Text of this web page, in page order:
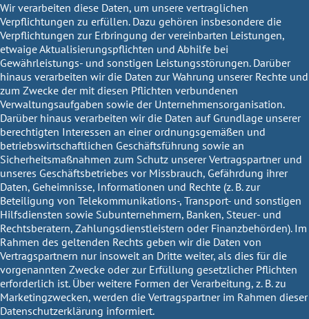
Wir verarbeiten diese Daten, um unsere vertraglichen
Verpflichtungen zu erfüllen. Dazu gehören insbesondere die
Verpflichtungen zur Erbringung der vereinbarten Leistungen,
etwaige Aktualisierungspflichten und Abhilfe bei
Gewährleistungs- und sonstigen Leistungsstörungen. Darüber
hinaus verarbeiten wir die Daten zur Wahrung unserer Rechte und
zum Zwecke der mit diesen Pflichten verbundenen
Verwaltungsaufgaben sowie der Unternehmensorganisation.
Darüber hinaus verarbeiten wir die Daten auf Grundlage unserer
berechtigten Interessen an einer ordnungsgemäßen und
betriebswirtschaftlichen Geschäftsführung sowie an
Sicherheitsmaßnahmen zum Schutz unserer Vertragspartner und
unseres Geschäftsbetriebes vor Missbrauch, Gefährdung ihrer
Daten, Geheimnisse, Informationen und Rechte (z. B. zur
Beteiligung von Telekommunikations-, Transport- und sonstigen
Hilfsdiensten sowie Subunternehmern, Banken, Steuer- und
Rechtsberatern, Zahlungsdienstleistern oder Finanzbehörden). Im
Rahmen des geltenden Rechts geben wir die Daten von
Vertragspartnern nur insoweit an Dritte weiter, als dies für die
vorgenannten Zwecke oder zur Erfüllung gesetzlicher Pflichten
erforderlich ist. Über weitere Formen der Verarbeitung, z. B. zu
Marketingzwecken, werden die Vertragspartner im Rahmen dieser
Datenschutzerklärung informiert.